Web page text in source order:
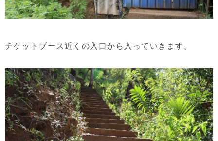
チケットブース近くの入口から入っていきます。